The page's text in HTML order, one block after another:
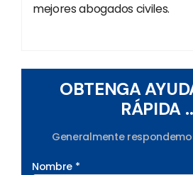
mejores abogados civiles.
OBTENGA
RÁPIDA
Generalmente
Nombre *